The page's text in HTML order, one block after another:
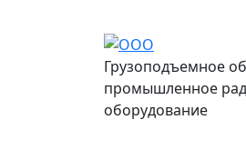
Грузоподъемное
промышленное
оборудование